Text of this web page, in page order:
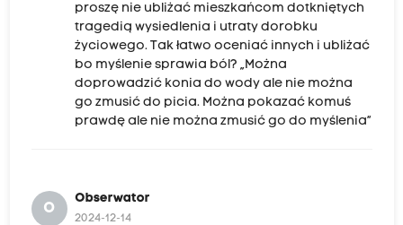
proszę nie ubliżać mieszkańcom dotkniętych
tragedią wysiedlenia i utraty dorobku
życiowego. Tak łatwo oceniać innych i ubliżać
bo myślenie sprawia ból? „Można
doprowadzić konia do wody ale nie można
go zmusić do picia. Można pokazać komuś
prawdę ale nie można zmusić go do myślenia”
O
Obserwator
2024-12-14